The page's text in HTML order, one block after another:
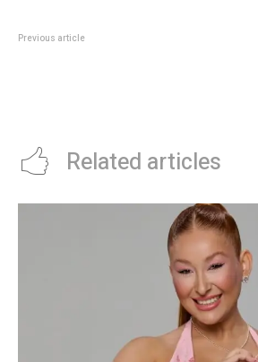
Previous article
Related articles